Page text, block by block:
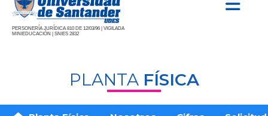
PERSONERÍA JURÍDICA 810 DE 12/03/96 | VIGILADA
MINIEDUCACIÓN | SNIES 2832
PLANTA FÍSICA